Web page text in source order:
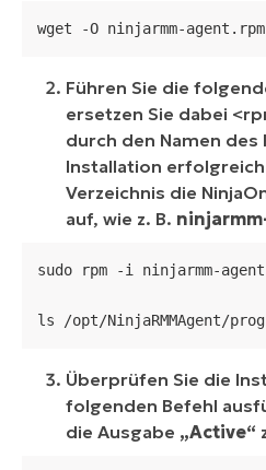
wget -O ninjarmm-
Führen Sie die
ersetzen Sie dabei
durch den Namen des
Installation
Verzeichnis die
auf, wie z. B.
sudo rpm -i ninjarmm-
ls /opt/NinjaRMMAgent/
Überprüfen Sie die
folgenden Befehl
die Ausgabe „Active“